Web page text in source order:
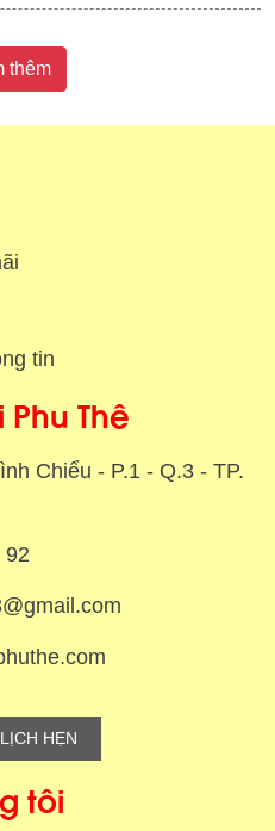
thêm
tin
Thê
Chiểu - P.1 - Q.3 - TP.
92
HẸN
tôi